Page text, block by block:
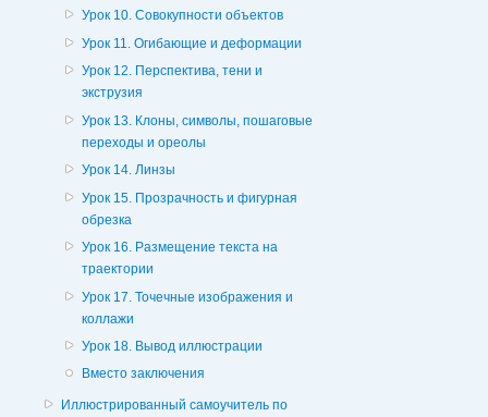
Урок 10. Совокупности объектов
Урок 11. Огибающие и деформации
Урок 12. Перспектива, тени и
экструзия
Урок 13. Клоны, символы, пошаговые
переходы и ореолы
Урок 14. Линзы
Урок 15. Прозрачность и фигурная
обрезка
Урок 16. Размещение текста на
траектории
Урок 17. Точечные изображения и
коллажи
Урок 18. Вывод иллюстрации
Вместо заключения
Иллюстрированный самоучитель по